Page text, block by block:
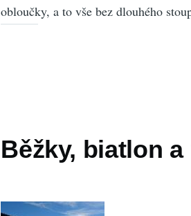
obloučky, a to vše bez dlouhého
Běžky, biatlon